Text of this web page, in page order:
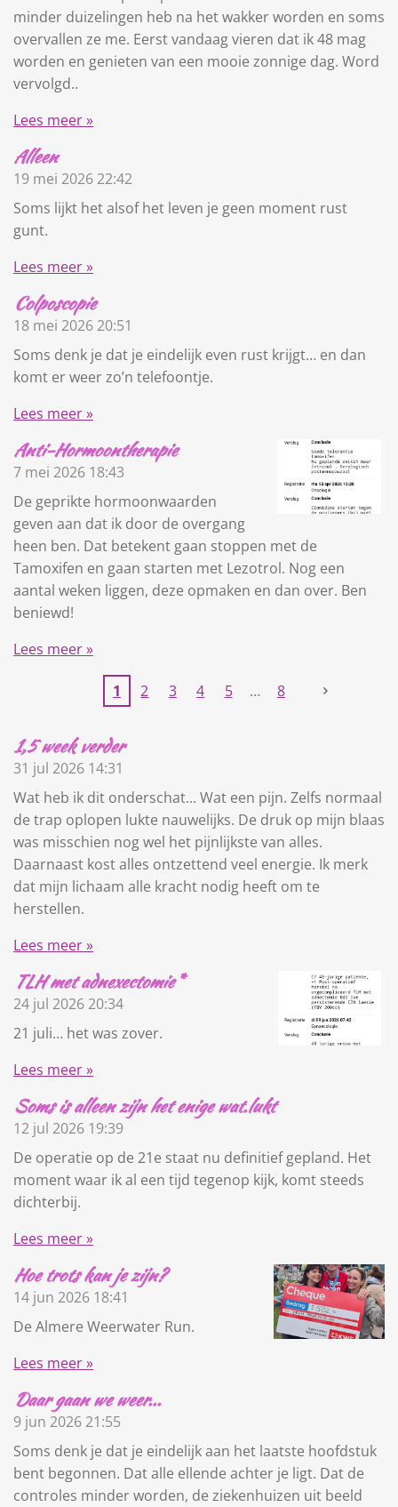
minder duizelingen heb na het wakker worden en soms
overvallen ze me. Eerst vandaag vieren dat ik 48 mag
worden en genieten van een mooie zonnige dag. Word
vervolgd..
Lees meer »
Alleen
19 mei 2026 22:42
Soms lijkt het alsof het leven je geen moment rust
gunt.
Lees meer »
Colposcopie
18 mei 2026 20:51
Soms denk je dat je eindelijk even rust krijgt… en dan
komt er weer zo’n telefoontje.
Lees meer »
Anti-Hormoontherapie
7 mei 2026 18:43
De geprikte hormoonwaarden
geven aan dat ik door de overgang
heen ben. Dat betekent gaan stoppen met de
Tamoxifen en gaan starten met Lezotrol. Nog een
aantal weken liggen, deze opmaken en dan over. Ben
beniewd!
Lees meer »
1 2 3 4 5 8
1,5 week verder
31 jul 2026 14:31
Wat heb ik dit onderschat... Wat een pijn. Zelfs normaal
de trap oplopen lukte nauwelijks. De druk op mijn blaas
was misschien nog wel het pijnlijkste van alles.
Daarnaast kost alles ontzettend veel energie. Ik merk
dat mijn lichaam alle kracht nodig heeft om te
herstellen.
Lees meer »
TLH met adnexectomie*
24 jul 2026 20:34
21 juli… het was zover.
Lees meer »
Soms is alleen zijn het enige wat.lukt
12 jul 2026 19:39
De operatie op de 21e staat nu definitief gepland. Het
moment waar ik al een tijd tegenop kijk, komt steeds
dichterbij.
Lees meer »
Hoe trots kan je zijn?
14 jun 2026 18:41
De Almere Weerwater Run.
Lees meer »
Daar gaan we weer...
9 jun 2026 21:55
Soms denk je dat je eindelijk aan het laatste hoofdstuk
bent begonnen. Dat alle ellende achter je ligt. Dat de
controles minder worden, de ziekenhuizen uit beeld